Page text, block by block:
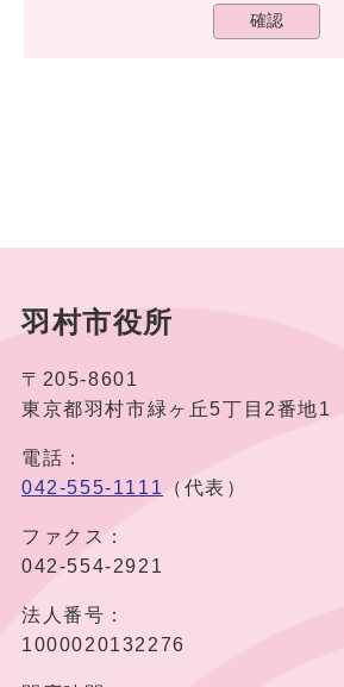
確認
羽村市役所
〒205-8601
東京都羽村市緑ヶ丘5丁目2番地1
電話：
042-555-1111
（代表）
ファクス：
042-554-2921
法人番号：
1000020132276